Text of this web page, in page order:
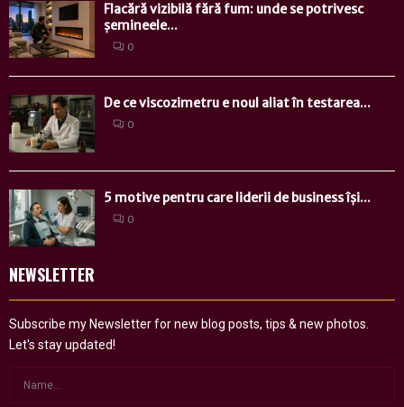
Flacără vizibilă fără fum: unde se potrivesc
șemineele...
0
De ce viscozimetru e noul aliat în testarea...
0
5 motive pentru care liderii de business își...
0
NEWSLETTER
Subscribe my Newsletter for new blog posts, tips & new photos.
Let's stay updated!